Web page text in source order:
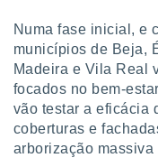
estudos
e
de
Numa fase inicial, e
municípios de Beja,
Madeira e Vila Real
focados no bem-
vão testar a eficácia
coberturas e
arborização